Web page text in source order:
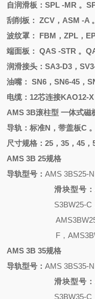
自润滑板：SPL -MR 。
刮削板：
ZCV，ASM -A
波纹罩：
FBM，ZPL，
端面板：
QAS -STR 。
润滑接头：SA3-D3，
油嘴：
SN6，SN6-45，
电缆： 12芯连接KAO12-
AMS 3B滚柱型 一体式磁
导轨：标准N，带盖板C
尺寸规格：25，35，45，
AMS 3B 25规格
导轨型号：AMS 3BS25-
滑块型号：
S3BW25-C
F，
AMS 3B 35规格
导轨型号：AMS 3BS35-
滑块型号：
S3BW35-C